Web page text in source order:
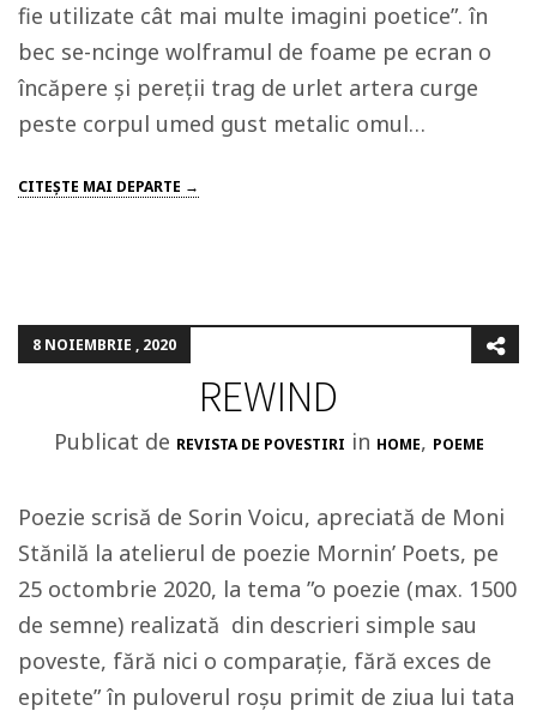
fie utilizate cât mai multe imagini poetice”. în
bec se-ncinge wolframul de foame pe ecran o
încăpere și pereții trag de urlet artera curge
peste corpul umed gust metalic omul…
CITEŞTE MAI DEPARTE →
8 NOIEMBRIE , 2020
REWIND
Publicat de REVISTA DE POVESTIRI in HOME, POEME
Poezie scrisă de Sorin Voicu, apreciată de Moni
Stănilă la atelierul de poezie Mornin’ Poets, pe
25 octombrie 2020, la tema ”o poezie (max. 1500
de semne) realizată din descrieri simple sau
poveste, fără nici o comparație, fără exces de
epitete” în puloverul roșu primit de ziua lui tata